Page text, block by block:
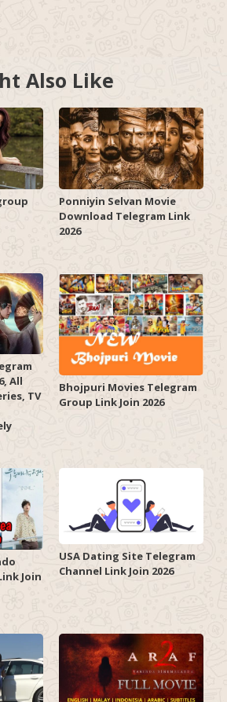
Also Like
Ponniyin Selvan Movie
Download Telegram Link
2026
All
TV
Bhojpuri Movies Telegram
Group Link Join 2026
Join
USA Dating Site Telegram
Channel Link Join 2026